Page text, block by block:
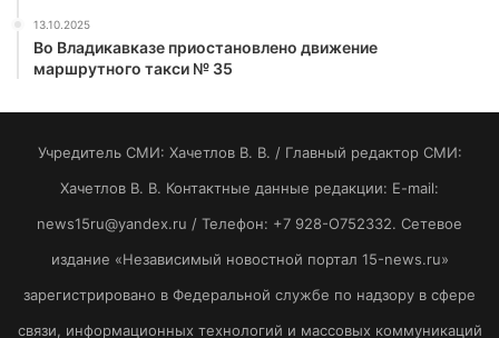
13.10.2025
Во Владикавказе приостановлено движение
маршрутного такси № 35
Учредитель СМИ: Хaчeтлoв B. B. / Главный редактор СМИ:
Хaчeтлoв B. B. Контактные данные редакции: E-mail:
news15ru@yandex.ru / Телефон: +7 928-O752332. Сетевое
издание «Независимый новостной портал 15-news.ru»
зарегистрировано в Федеральной службе по надзору в сфере
связи, информационных технологий и массовых коммуникаций